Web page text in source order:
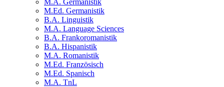
M.Ed. Germanistik
B.A. Linguistik
M.A. Language Sciences
B.A. Frankoromanistik
B.A. Hispanistik
M.A. Romanistik
M.Ed. Französisch
M.Ed. Spanisch
M.A. TnL